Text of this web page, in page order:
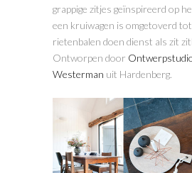
grappige zitjes geïnspireerd op
een kruiwagen is omgetoverd
rietenbalen doen dienst als zit
Ontworpen door
Westerman uit Hardenberg.